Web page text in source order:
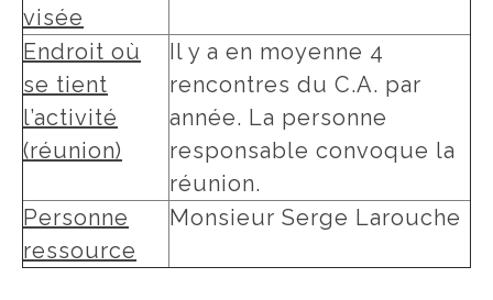
visée
Endroit où
se tient
l’activité
(réunion)
Il y a en moyenne 4
rencontres du C.A. par
année. La personne
responsable convoque la
réunion.
Personne
ressource
Monsieur Serge Larouche